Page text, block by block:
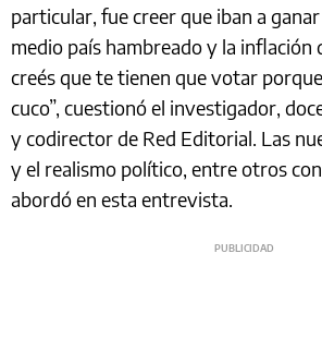
particular, fue creer que iban a
medio país hambreado y la inflación
creés que te tienen que votar
cuco”, cuestionó el investigador,
y codirector de Red Editorial. Las
y el realismo político, entre otros
abordó en esta entrevista.